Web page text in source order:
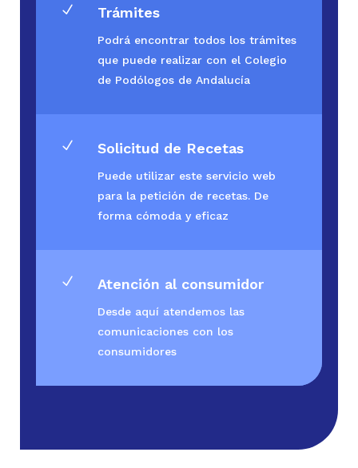
N Trámites
Podrá encontrar todos los trámites
que puede realizar con el Colegio
de Podólogos de Andalucía
N Solicitud de Recetas
Puede utilizar este servicio web
para la petición de recetas. De
forma cómoda y eficaz
N Atención al consumidor
Desde aquí atendemos las
comunicaciones con los
consumidores